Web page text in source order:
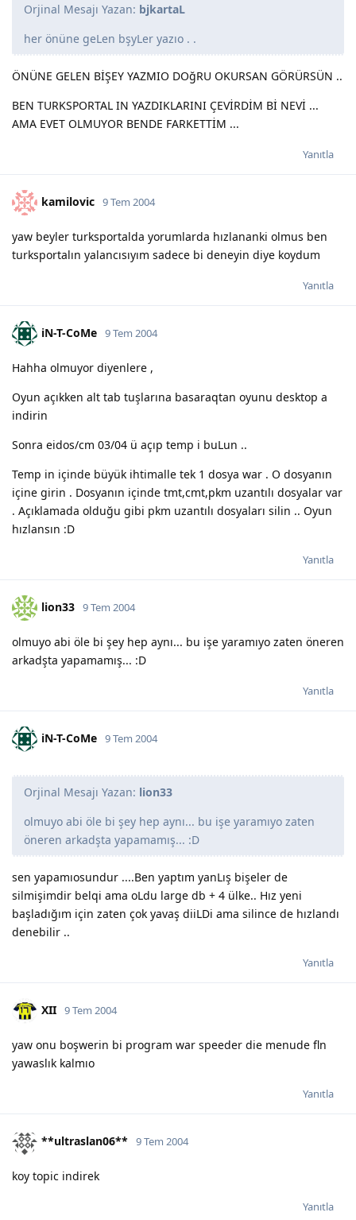
Orjinal Mesajı Yazan: bjkartaL
her önüne geLen bşyLer yazıo . .
ÖNÜNE GELEN BİŞEY YAZMIO DOğRU OKURSAN GÖRÜRSÜN ..
BEN TURKSPORTAL IN YAZDIKLARINI ÇEVİRDİM Bİ NEVİ ...
AMA EVET OLMUYOR BENDE FARKETTİM ...
Yanıtla
kamilovic 9 Tem 2004
yaw beyler turksportalda yorumlarda hızlananki olmus ben
turksportalın yalancısıyım sadece bi deneyin diye koydum
Yanıtla
iN-T-CoMe 9 Tem 2004
Hahha olmuyor diyenlere ,
Oyun açıkken alt tab tuşlarına basaraqtan oyunu desktop a
indirin
Sonra eidos/cm 03/04 ü açıp temp i buLun ..
Temp in içinde büyük ihtimalle tek 1 dosya war . O dosyanın
içine girin . Dosyanın içinde tmt,cmt,pkm uzantılı dosyalar var
. Açıklamada olduğu gibi pkm uzantılı dosyaları silin .. Oyun
hızlansın :D
Yanıtla
lion33 9 Tem 2004
olmuyo abi öle bi şey hep aynı... bu işe yaramıyo zaten öneren
arkadşta yapamamış... :D
Yanıtla
iN-T-CoMe 9 Tem 2004
Orjinal Mesajı Yazan: lion33
olmuyo abi öle bi şey hep aynı... bu işe yaramıyo zaten
öneren arkadşta yapamamış... :D
sen yapamıosundur ....Ben yaptım yanLış bişeler de
silmişimdir belqi ama oLdu large db + 4 ülke.. Hız yeni
başladığım için zaten çok yavaş diiLDi ama silince de hızlandı
denebilir ..
Yanıtla
XII 9 Tem 2004
yaw onu boşwerin bi program war speeder die menude fln
yawaslık kalmıo
Yanıtla
**ultraslan06** 9 Tem 2004
koy topic indirek
Yanıtla